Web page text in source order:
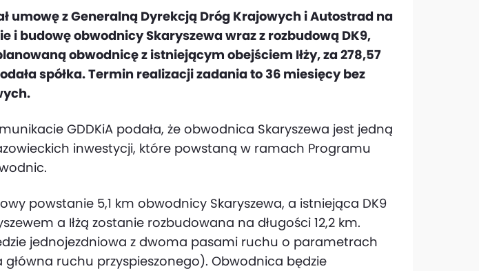
umowę z Generalną Dyrekcją Dróg Krajowych i Autostrad na
i budowę obwodnicy Skaryszewa wraz z rozbudową DK9,
obwodnicę z istniejącym obejściem Iłży, za 278,57
spółka. Termin realizacji zadania to 36 miesięcy bez
GDDKiA podała, że obwodnica Skaryszewa jest jedną
inwestycji, które powstaną w ramach Programu
powstanie 5,1 km obwodnicy Skaryszewa, a istniejąca DK9
a Iłżą zostanie rozbudowana na długości 12,2 km.
jednojezdniowa z dwoma pasami ruchu o parametrach
główna ruchu przyspieszonego). Obwodnica będzie